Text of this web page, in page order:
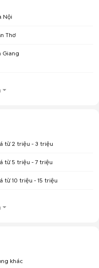
Nội
Thơ
Giang
từ 2 triệu - 3 triệu
từ 5 triệu - 7 triệu
từ 10 triệu - 15 triệu
khác